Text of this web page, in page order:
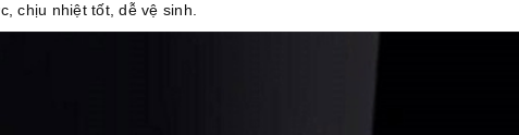
chịu nhiệt tốt, dễ vệ sinh.